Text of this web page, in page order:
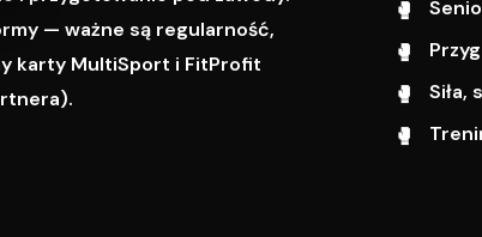
— ważne są regularność,
karty MultiSport i FitProfit
Siła,